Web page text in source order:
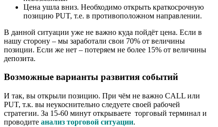
Цена ушла вниз. Необходимо открыть краткосрочную
позицию PUT, т.е. в противоположном направлении.
В данной ситуации уже не важно куда пойдёт цена. Если в
нашу сторону – мы заработали свои 70% от величины
позиции. Если же нет – потеряем не более 15% от величины
депозита.
Возможные варианты развития событий
И так, вы открыли позицию. При чём не важно CALL или
PUT, т.к. вы неукоснительно следуете своей рабочей
стратегии. За 15-60 минут открываете торговый терминал и
проводите анализ торговой ситуации.